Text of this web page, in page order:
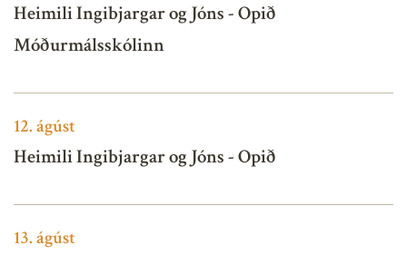
Heimili Ingibjargar og Jóns - Opið
Móðurmálsskólinn
12.ágúst
Heimili Ingibjargar og Jóns - Opið
13.ágúst